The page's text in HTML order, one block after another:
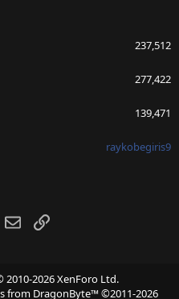
237,512
277,422
139,471
raykobegiris9
EmailLink
2010-2026 XenForo Ltd.
from DragonByte™©2011-2026